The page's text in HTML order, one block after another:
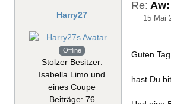
Harry27
Offline
Stolzer Besitzer:
Isabella Limo und
eines Coupe
Beiträge: 76
Re:
15 Mai
Guten
hast Du